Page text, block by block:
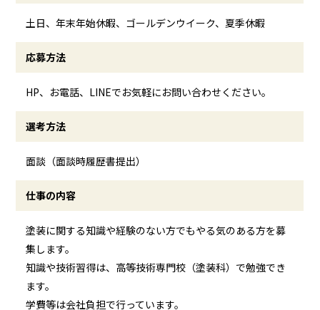
土日、年末年始休暇、ゴールデンウイーク、夏季休暇
応募方法
HP、お電話、LINEでお気軽にお問い合わせください。
選考方法
面談（面談時履歴書提出）
仕事の内容
塗装に関する知識や経験のない方でもやる気のある方を募
集します。
知識や技術習得は、高等技術専門校（塗装科）で勉強でき
ます。
学費等は会社負担で行っています。